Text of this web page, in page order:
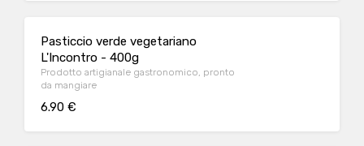
Pasticcio verde vegetariano
L'Incontro - 400g
Prodotto artigianale gastronomico, pronto
da mangiare
6.90 €